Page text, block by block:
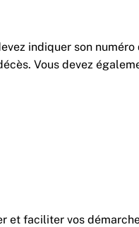
indiquer son numéro
Vous devez
et faciliter vos